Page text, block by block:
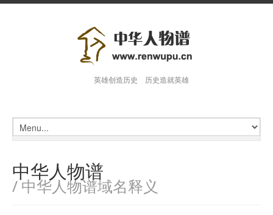
英雄创造历史 历史造就英雄
中华人物谱
/ 中华人物谱域名释义